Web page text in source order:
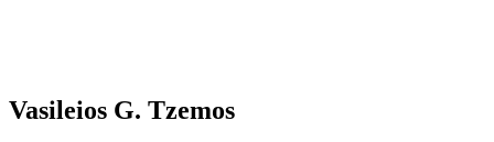
Vasileios G. Tzemos